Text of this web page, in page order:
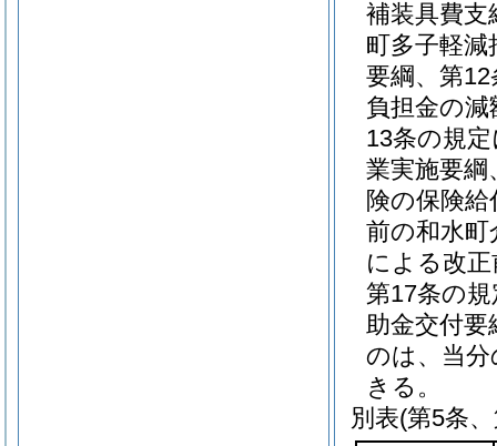
補装具費支
町多子軽
要綱、第
負担金の
13条の規
業実施要綱
険の保険
前の和水町
による改
第17条の
助金交付
のは、当
きる。
別表(第5条